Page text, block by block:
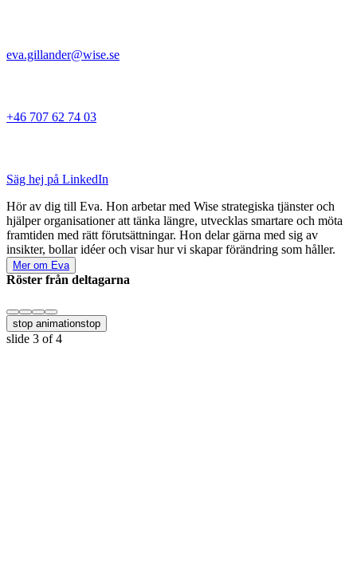
eva.gillander@wise.se
+46 707 62 74 03
Säg hej på LinkedIn
Hör av dig till Eva. Hon arbetar med Wise strategiska tjänster och
hjälper organisationer att tänka längre, utvecklas smartare och möta
framtiden med rätt förutsättningar. Hon delar gärna med sig av
insikter, bollar idéer och visar hur vi skapar förändring som håller.
Mer om Eva
Röster från deltagarna
stop animationstop
slide 3 of 4